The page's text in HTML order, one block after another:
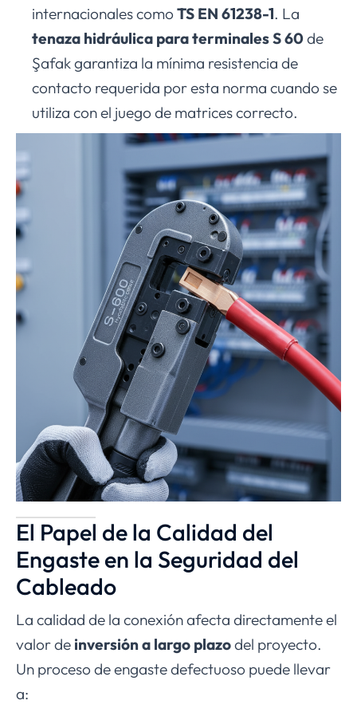
internacionales como TS EN 61238-1. La
tenaza hidráulica para terminales S 60de
Şafak garantiza la mínima resistencia de
contacto requerida por esta norma cuando se
utiliza con el juego de matrices correcto.
El Papel de la Calidad del
Engaste en la Seguridad del
Cableado
La calidad de la conexión afecta directamente el
valor de inversión a largo plazodel proyecto.
Un proceso de engaste defectuoso puede llevar
a: